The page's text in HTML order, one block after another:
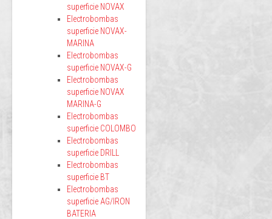
superficie NOVAX
Electrobombas
superficie NOVAX-
MARINA
Electrobombas
superficie NOVAX-G
Electrobombas
superficie NOVAX
MARINA-G
Electrobombas
superficie COLOMBO
Electrobombas
superficie DRILL
Electrobombas
superficie BT
Electrobombas
superficie AG/IRON
BATERIA